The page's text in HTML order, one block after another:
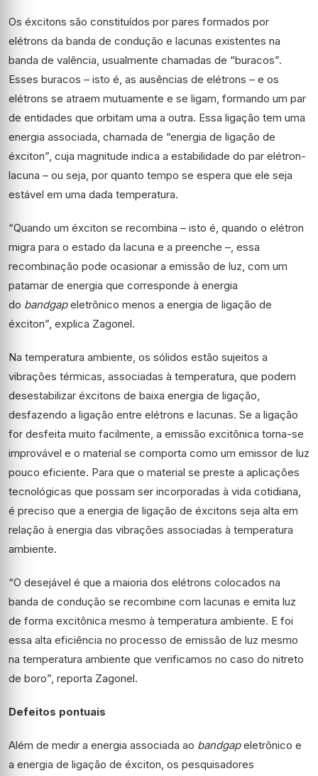
Os éxcitons são constituídos por pares formados por
elétrons da banda de condução e lacunas existentes na
banda de valência, usualmente chamadas de “buracos”.
Esses buracos – isto é, as ausências de elétrons – e os
elétrons se atraem mutuamente e se ligam, formando um par
de entidades que orbitam uma a outra. Essa ligação tem uma
energia associada, chamada de “energia de ligação de
éxciton”, cuja magnitude indica a estabilidade do par elétron-
lacuna – ou seja, por quanto tempo se espera que ele seja
estável em uma dada temperatura.
“Quando um éxciton se recombina – isto é, quando o elétron
migra para o estado da lacuna e a preenche –, essa
recombinação pode ocasionar a emissão de luz, com um
patamar de energia que corresponde à energia
do bandgapeletrônico menos a energia de ligação de
éxciton”, explica Zagonel.
Na temperatura ambiente, os sólidos estão sujeitos a
vibrações térmicas, associadas à temperatura, que podem
desestabilizar éxcitons de baixa energia de ligação,
desfazendo a ligação entre elétrons e lacunas. Se a ligação
for desfeita muito facilmente, a emissão excitônica torna-se
improvável e o material se comporta como um emissor de luz
pouco eficiente. Para que o material se preste a aplicações
tecnológicas que possam ser incorporadas à vida cotidiana,
é preciso que a energia de ligação de éxcitons seja alta em
relação à energia das vibrações associadas à temperatura
ambiente.
“O desejável é que a maioria dos elétrons colocados na
banda de condução se recombine com lacunas e emita luz
de forma excitônica mesmo à temperatura ambiente. E foi
essa alta eficiência no processo de emissão de luz mesmo
na temperatura ambiente que verificamos no caso do nitreto
de boro”, reporta Zagonel.
Defeitos pontuais
Além de medir a energia associada ao bandgapeletrônico e
a energia de ligação de éxciton, os pesquisadores